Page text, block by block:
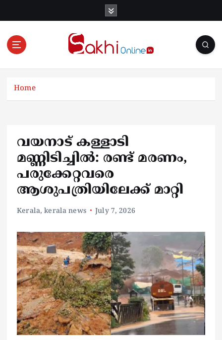
Online News Portal
Home
വയനാട് കള്ളാടി
മണ്ണിടിച്ചിൽ: രണ്ട് മരണം,
പരുക്കേറ്റവരെ
ആശുപത്രിയിലേക്ക് മാറ്റി
Kerala,kerala news July 7, 2026